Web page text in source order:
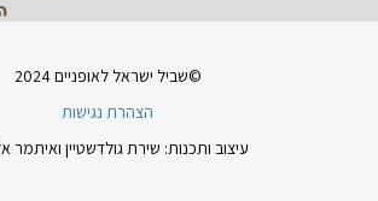
©שביל ישראל לאופניים 2024
הצהרת נגישות
עיצוב ותכנות: שירת גולדשטיין ואיתמר